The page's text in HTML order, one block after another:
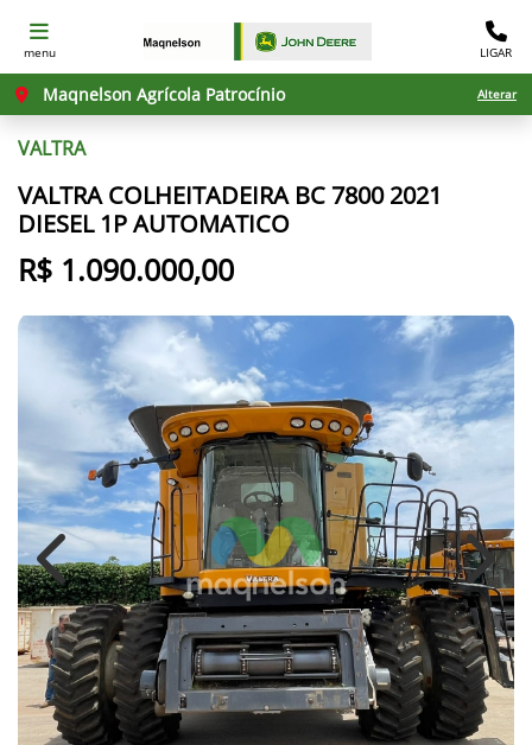
menu LIGAR
Maqnelson Agrícola Patrocínio Alterar
VALTRA
VALTRA COLHEITADEIRA BC 7800 2021
DIESEL 1P AUTOMATICO
R$ 1.090.000,00
Previous Next